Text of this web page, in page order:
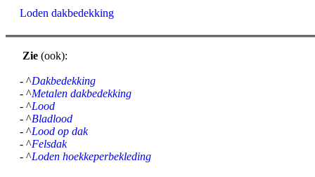
Loden dakbedekking
Zie (ook):
- ^Dakbedekking
- ^Metalen dakbedekking
- ^Lood
- ^Bladlood
- ^Lood op dak
- ^Felsdak
- ^Loden hoekkeperbekleding